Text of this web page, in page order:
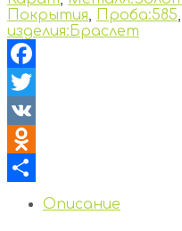
Покрытия, Проба:585,
изделия:Браслет
Facebook
Twitter
VK
Odnoklassniki
Отправить
Описание